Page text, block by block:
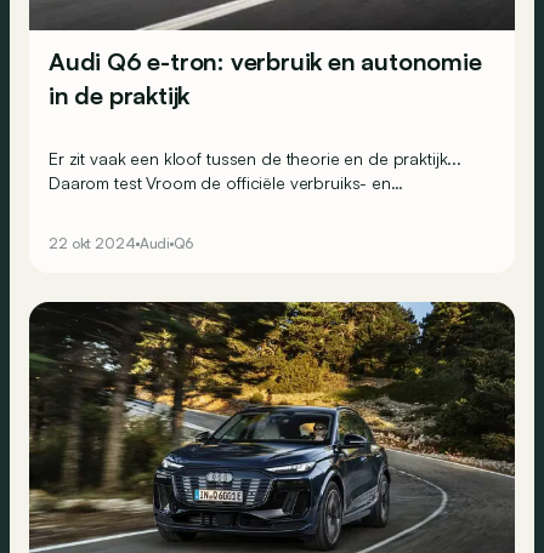
Audi Q6 e-tron: verbruik en autonomie
in de praktijk
Er zit vaak een kloof tussen de theorie en de praktijk...
Daarom test Vroom de officiële verbruiks- en
kruipen we achter het stuur van de middelgrote
versie 55 quattro.
22 okt 2024 Audi Q6